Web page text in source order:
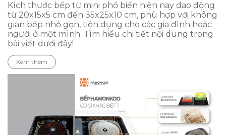
Kích thước bếp từ mini phổ biến hiện nay dao động
từ 20x15x5 cm đến 35x25x10 cm, phù hợp với không
gian bếp nhỏ gọn, tiện dụng cho các gia đình hoặc
người ở một mình. Tìm hiểu chi tiết nội dung trong
bài viết dưới đây!
Xem thêm